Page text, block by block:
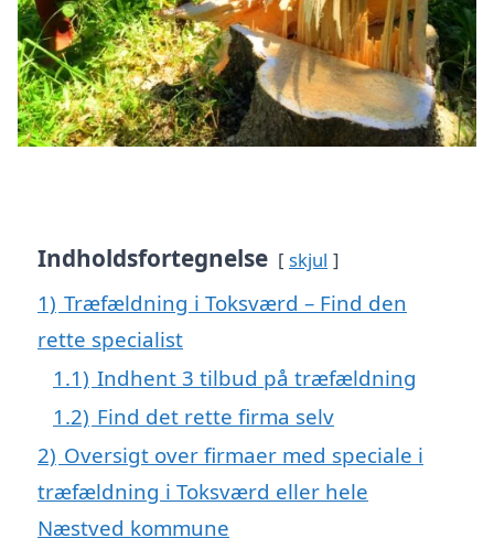
Indholdsfortegnelse skjul
1) Træfældning i Toksværd – Find den
rette specialist
1.1) Indhent 3 tilbud på træfældning
1.2) Find det rette firma selv
2) Oversigt over firmaer med speciale i
træfældning i Toksværd eller hele
Næstved kommune